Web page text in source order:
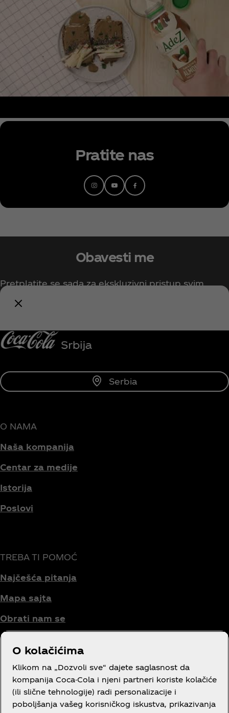
Pratite nas
Obavesti me
Pretplatite se sada za ekskluzivni pristup svim
Serbia
O NAMA
Naša kompanija
Centar za medije
Istorija
Poslovi
TREBA TI POMOĆ
Najčešća pitanja
Mapa sajta
Obrati nam se
Uslovi korišćenja
Obaveštenje o privatnosti potrošača
Podešavanja kolačića
O kolačićima
Klikom na „Dozvoli sve“ dajete saglasnost da
kompanija Coca-Cola i njeni partneri koriste kolačiće
(ili slične tehnologije) radi personalizacije i
poboljšanja vašeg korisničkog iskustva, prikazivanja